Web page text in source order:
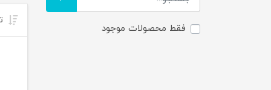
فقط محصولات موجود